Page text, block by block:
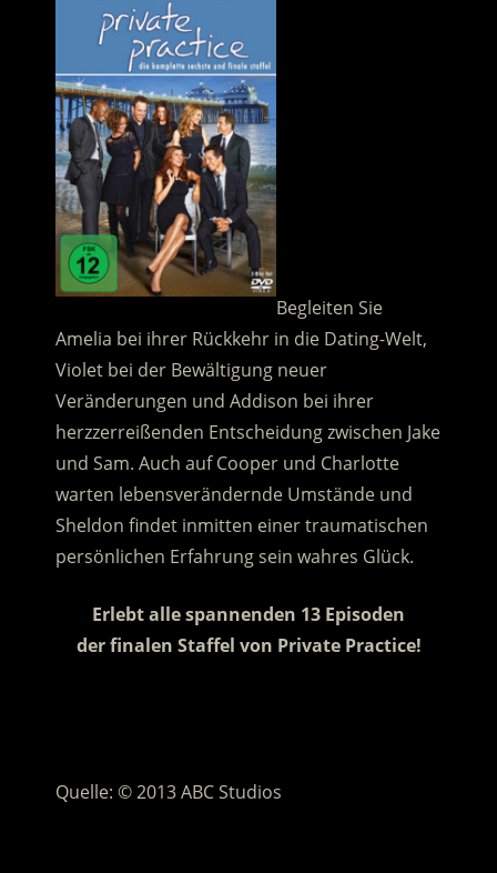
Begleiten Sie
Amelia bei ihrer Rückkehr in die Dating-Welt,
Violet bei der Bewältigung neuer
Veränderungen und Addison bei ihrer
herzzerreißenden Entscheidung zwischen Jake
und Sam. Auch auf Cooper und Charlotte
warten lebensverändernde Umstände und
Sheldon findet inmitten einer traumatischen
persönlichen Erfahrung sein wahres Glück.
Erlebt alle spannenden 13 Episoden
der finalen Staffel von Private Practice!
Quelle: © 2013 ABC Studios